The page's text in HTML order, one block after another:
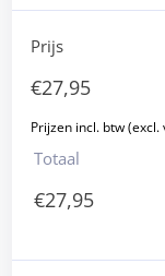
Prijs
€27,95
Totaal
€27,95